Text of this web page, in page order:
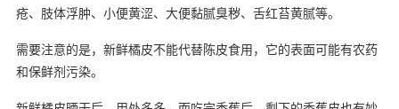
疮、肢体浮肿、小便黄涩、大便黏腻臭秽、舌红苔黄腻等。
需要注意的是，新鲜橘皮不能代替陈皮食用，它的表面可能有农药
和保鲜剂污染。